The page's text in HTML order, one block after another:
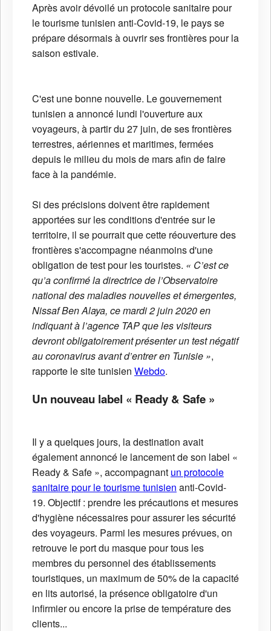
Après avoir dévoilé un protocole sanitaire pour
le tourisme tunisien anti-Covid-19, le pays se
prépare désormais à ouvrir ses frontières pour la
saison estivale.
C'est une bonne nouvelle. Le gouvernement
tunisien a annoncé lundi l'ouverture aux
voyageurs, à partir du 27 juin, de ses frontières
terrestres, aériennes et maritimes, fermées
depuis le milieu du mois de mars afin de faire
face à la pandémie.
Si des précisions doivent être rapidement
apportées sur les conditions d'entrée sur le
territoire, il se pourrait que cette réouverture des
frontières s'accompagne néanmoins d'une
obligation de test pour les touristes. « C’est ce
qu’a confirmé la directrice de l’Observatoire
national des maladies nouvelles et émergentes,
Nissaf Ben Alaya, ce mardi 2 juin 2020 en
indiquant à l’agence TAP que les visiteurs
devront obligatoirement présenter un test négatif
au coronavirus avant d’entrer en Tunisie »,
rapporte le site tunisien Webdo.
Un nouveau label « Ready & Safe »
Il y a quelques jours, la destination avait
également annoncé le lancement de son label «
Ready & Safe », accompagnant un protocole
sanitaire pour le tourisme tunisien anti-Covid-
19. Objectif : prendre les précautions et mesures
d'hygiène nécessaires pour assurer les sécurité
des voyageurs. Parmi les mesures prévues, on
retrouve le port du masque pour tous les
membres du personnel des établissements
touristiques, un maximum de 50% de la capacité
en lits autorisé, la présence obligatoire d'un
infirmier ou encore la prise de température des
clients...